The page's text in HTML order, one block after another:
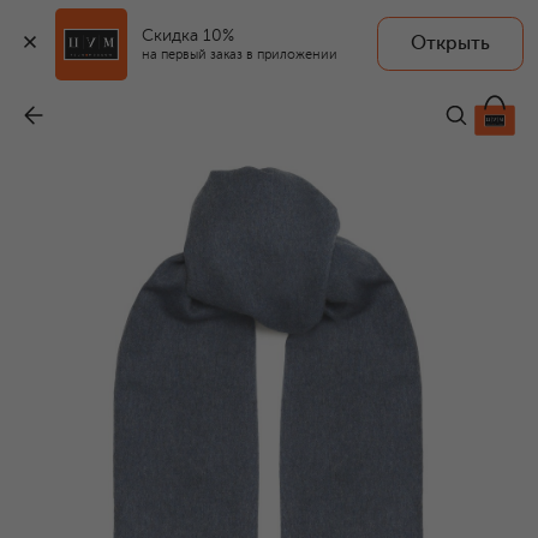
Скидка 10%
на первый заказ в приложении
Открыть
43 250 ₽